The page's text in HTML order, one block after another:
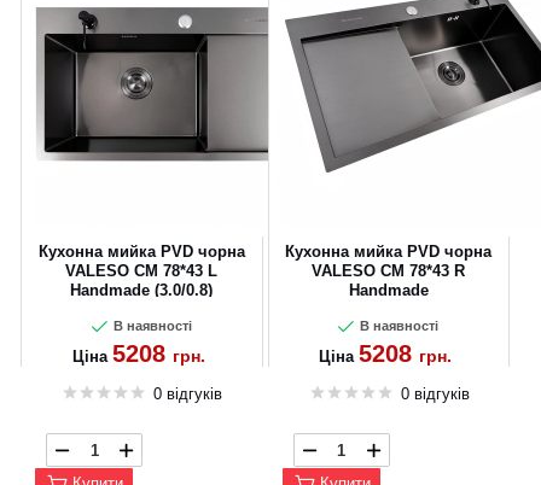
Кухонна мийка PVD чорна
VALESO CM 78*43 L
Handmade (3.0/0.8)
В наявності
Ціна 5208 грн.
0 відгуків
Кухонна мийка PVD чорна
VALESO CM 78*43 R
Handmade
В наявності
Ціна 5208 грн.
0 відгуків